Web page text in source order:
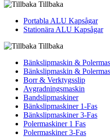
Tillbaka
Portabla ALU Kapsågar
Stationära ALU Kapsågar
Tillbaka
Bänkslipmaskin &
Bänkslipmaskin &
Borr & Verktygsslip
Avgradningsmaskin
Bandslipmaskiner
Bänkslipmaskiner 1-Fas
Bänkslipmaskiner 3-Fas
Polermaskiner 1 Fas
Polermaskiner 3-Fas